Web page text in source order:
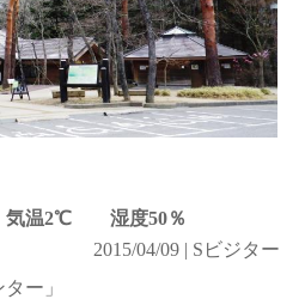
温2℃ 湿度50％
2015/04/09 | Sビジター
ー」